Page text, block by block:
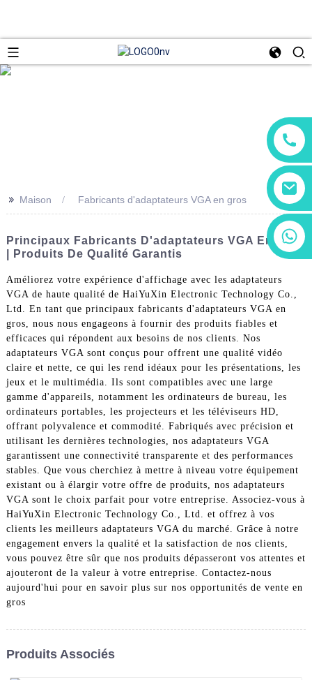
+86 18602095014
>> Maison Fabricants d'adaptateurs VGA en gros
Principaux Fabricants D'adaptateurs VGA En Gros
| Produits De Qualité Garantis
Améliorez votre expérience d'affichage avec les adaptateurs
VGA de haute qualité de HaiYuXin Electronic Technology Co.,
Ltd. En tant que principaux fabricants d'adaptateurs VGA en
gros, nous nous engageons à fournir des produits fiables et
efficaces qui répondent aux besoins de nos clients. Nos
adaptateurs VGA sont conçus pour offrent une qualité vidéo
claire et nette, ce qui les rend idéaux pour les présentations, les
jeux et le multimédia. Ils sont compatibles avec une large
gamme d'appareils, notamment les ordinateurs de bureau, les
ordinateurs portables, les projecteurs et les téléviseurs HD,
offrant polyvalence et commodité. Fabriqués avec précision et
utilisant les dernières technologies, nos adaptateurs VGA
garantissent une connectivité transparente et des performances
stables. Que vous cherchiez à mettre à niveau votre équipement
existant ou à élargir votre offre de produits, nos adaptateurs
VGA sont le choix parfait pour votre entreprise. Associez-vous à
HaiYuXin Electronic Technology Co., Ltd. et offrez à vos
clients les meilleurs adaptateurs VGA du marché. Grâce à notre
engagement envers la qualité et la satisfaction de nos clients,
vous pouvez être sûr que nos produits dépasseront vos attentes et
ajouteront de la valeur à votre entreprise. Contactez-nous
aujourd'hui pour en savoir plus sur nos opportunités de vente en
gros
Produits Associés